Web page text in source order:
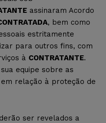
assinaram Acordo
, bem como
estritamente
para outros fins, com
à CONTRATANTE.
equipe sobre as
relação à proteção de
ser revelados a